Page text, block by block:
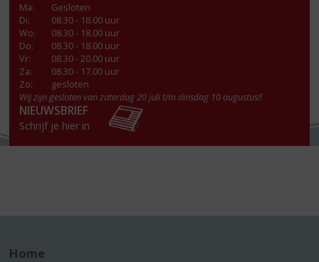
Ma:
Gesloten
Di:
08.30 - 18.00 uur
Wo:
08.30 - 18.00 uur
Do:
08.30 - 18.00 uur
Vr:
08.30 - 20.00 uur
Za:
08.30 - 17.00 uur
Zo:
gesloten
Wij zijn gesloten van zaterdag 20 juli t/m dinsdag 10 augustus!!
NIEUWSBRIEF
Schrijf je hier in
Home